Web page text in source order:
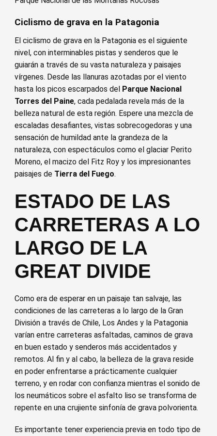
Ciclismo de grava en la Patagonia
El ciclismo de grava en la Patagonia es el siguiente
nivel, con interminables pistas y senderos que le
guiarán a través de su vasta naturaleza y paisajes
vírgenes. Desde las llanuras azotadas por el viento
hasta los picos escarpados del Parque Nacional
Torres del Paine, cada pedalada revela más de la
belleza natural de esta región. Espere una mezcla de
escaladas desafiantes, vistas sobrecogedoras y una
sensación de humildad ante la grandeza de la
naturaleza, con espectáculos como el glaciar Perito
Moreno, el macizo del Fitz Roy y los impresionantes
paisajes de Tierra del Fuego.
ESTADO DE LAS
CARRETERAS A LO
LARGO DE LA
GREAT DIVIDE
Como era de esperar en un paisaje tan salvaje, las
condiciones de las carreteras a lo largo de la Gran
División a través de Chile, Los Andes y la Patagonia
varían entre carreteras asfaltadas, caminos de grava
en buen estado y senderos más accidentados y
remotos. Al fin y al cabo, la belleza de la grava reside
en poder enfrentarse a prácticamente cualquier
terreno, y en rodar con confianza mientras el sonido de
los neumáticos sobre el asfalto liso se transforma de
repente en una crujiente sinfonía de grava polvorienta.
Es importante tener experiencia previa en todo tipo de